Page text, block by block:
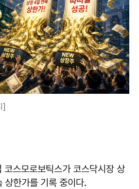
]
코스모로보틱스가 코스닥시장 상
한가를 기록 중이다.